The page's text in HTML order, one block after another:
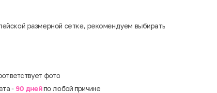
размерной сетке, рекомендуем выбирать
фото
- 90 днейпо любой причине